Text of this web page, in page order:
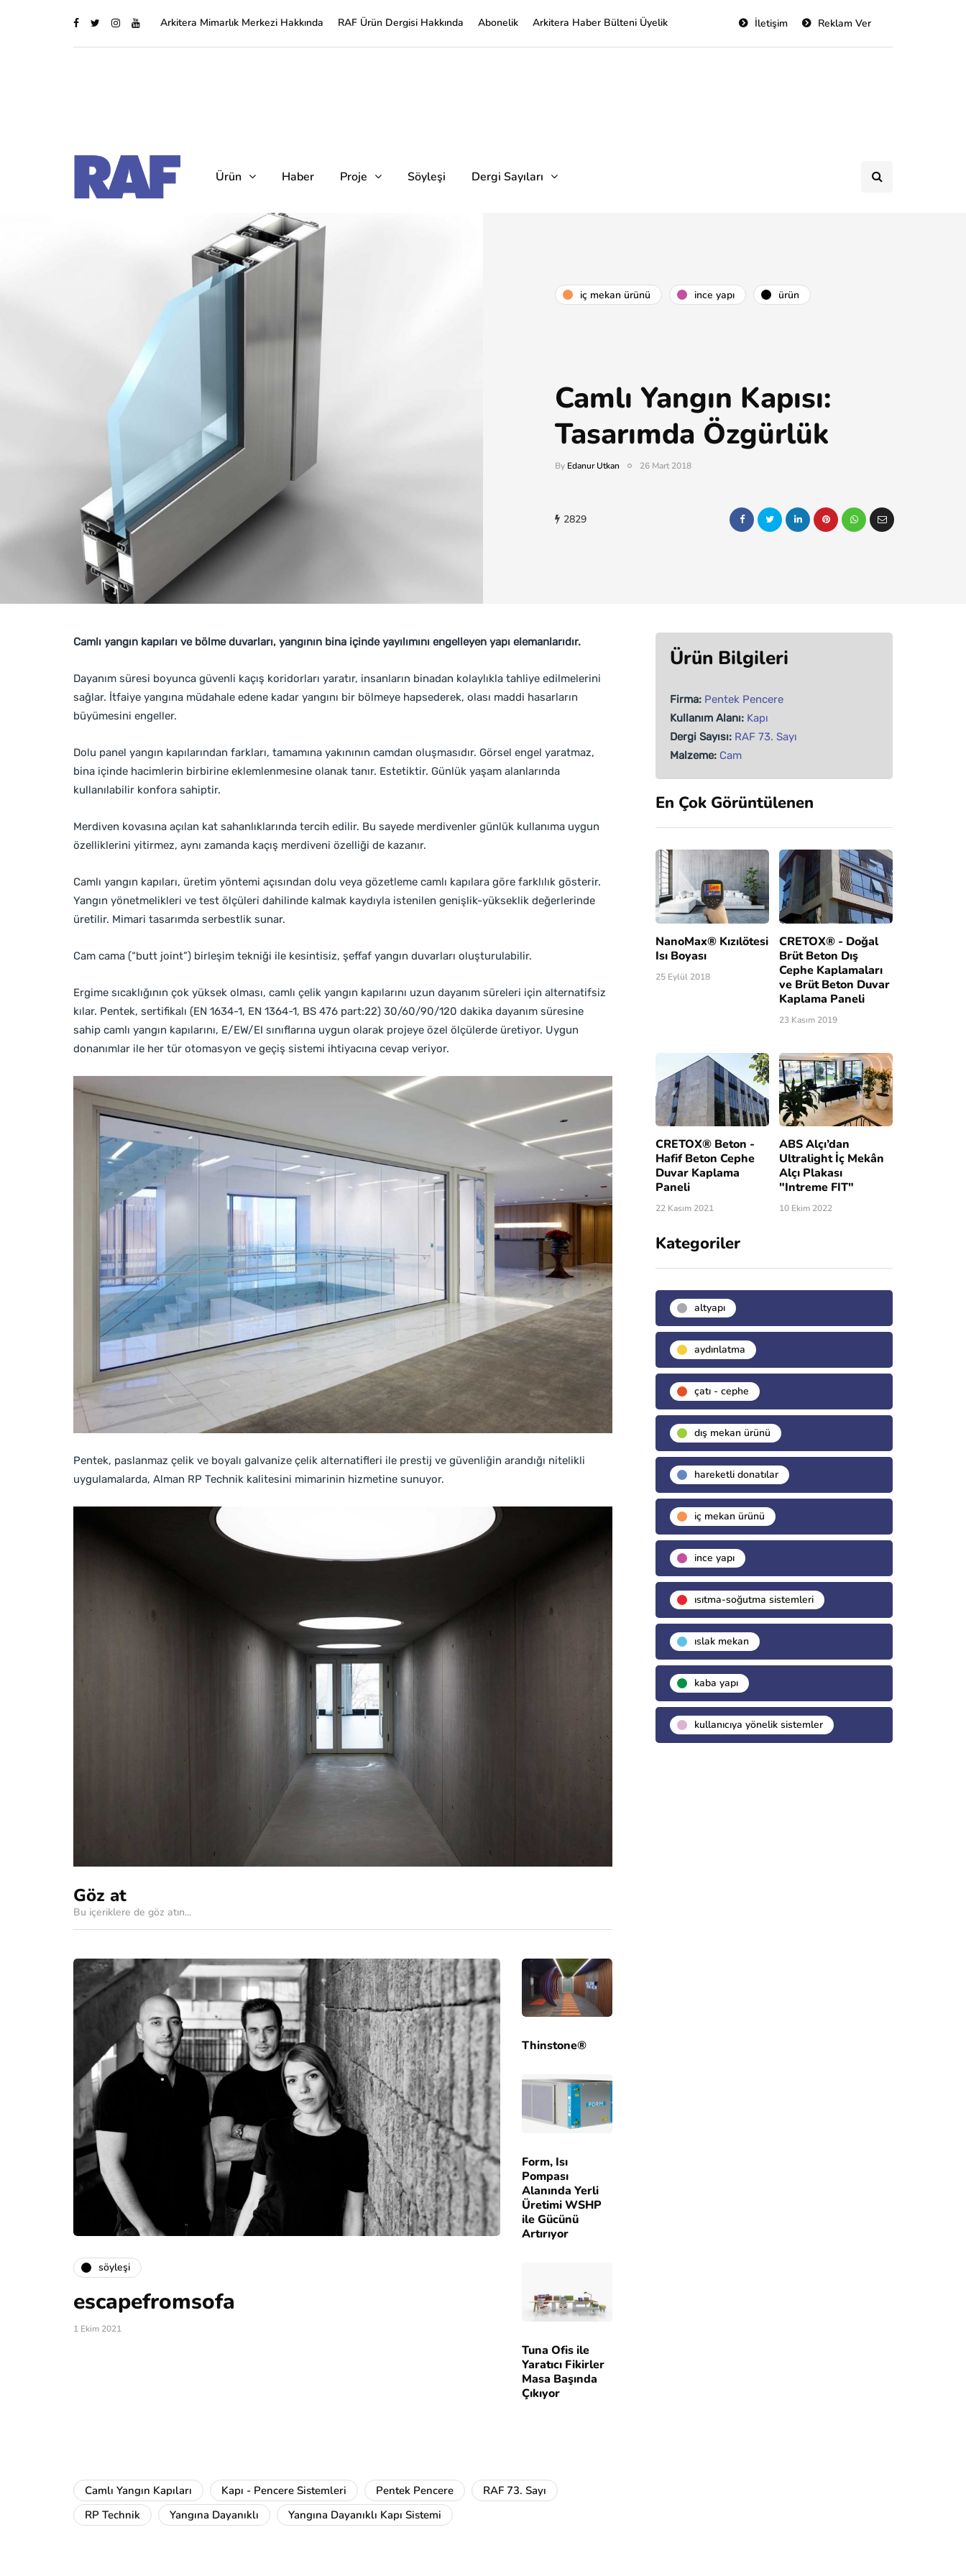
Arkitera Mimarlık Merkezi Hakkında RAF Ürün Dergisi Hakkında Abonelik Arkitera Haber Bülteni Üyelik Reklam Ver
İletişim
Ürün Haber Proje Söyleşi Dergi Sayıları
i̇ç mekan ürünü i̇nce yapı ürün
Camlı Yangın Kapısı:
Tasarımda Özgürlük
By Edanur Utkan 26 Mart 2018
2829
Camlı yangın kapıları ve bölme duvarları, yangının bina içinde yayılımını engelleyen yapı elemanlarıdır.
Dayanım süresi boyunca güvenli kaçış koridorları yaratır, insanların binadan kolaylıkla tahliye edilmelerini
sağlar. İtfaiye yangına müdahale edene kadar yangını bir bölmeye hapsederek, olası maddi hasarların
büyümesini engeller.
Dolu panel yangın kapılarından farkları, tamamına yakınının camdan oluşmasıdır. Görsel engel yaratmaz,
bina içinde hacimlerin birbirine eklemlenmesine olanak tanır. Estetiktir. Günlük yaşam alanlarında
kullanılabilir konfora sahiptir.
Merdiven kovasına açılan kat sahanlıklarında tercih edilir. Bu sayede merdivenler günlük kullanıma uygun
özelliklerini yitirmez, aynı zamanda kaçış merdiveni özelliği de kazanır.
Camlı yangın kapıları, üretim yöntemi açısından dolu veya gözetleme camlı kapılara göre farklılık gösterir.
Yangın yönetmelikleri ve test ölçüleri dahilinde kalmak kaydıyla istenilen genişlik-yükseklik değerlerinde
üretilir. Mimari tasarımda serbestlik sunar.
Cam cama (“butt joint”) birleşim tekniği ile kesintisiz, şeffaf yangın duvarları oluşturulabilir.
Ergime sıcaklığının çok yüksek olması, camlı çelik yangın kapılarını uzun dayanım süreleri için alternatifsiz
kılar. Pentek, sertifikalı (EN 1634-1, EN 1364-1, BS 476 part:22) 30/60/90/120 dakika dayanım süresine
sahip camlı yangın kapılarını, E/EW/EI sınıflarına uygun olarak projeye özel ölçülerde üretiyor. Uygun
donanımlar ile her tür otomasyon ve geçiş sistemi ihtiyacına cevap veriyor.
Pentek, paslanmaz çelik ve boyalı galvanize çelik alternatifleri ile prestij ve güvenliğin arandığı nitelikli
uygulamalarda, Alman RP Technik kalitesini mimarinin hizmetine sunuyor.
Göz at
Bu içeriklere de göz atın...
söyleşi
escapefromsofa
1 Ekim 2021
Thinstone®
Form, Isı
Pompası
Alanında Yerli
Üretimi WSHP
ile Gücünü
Artırıyor
Tuna Ofis ile
Yaratıcı Fikirler
Masa Başında
Çıkıyor
Camlı Yangın Kapıları Kapı - Pencere Sistemleri Pentek Pencere
RAF 73. Sayı
RP Technik
Yangına Dayanıklı Yangına Dayanıklı Kapı Sistemi
Ürün Bilgileri
Firma: Pentek Pencere
Kullanım Alanı: Kapı
Dergi Sayısı: RAF 73. Sayı
Malzeme: Cam
En Çok Görüntülenen
NanoMax® Kızılötesi
Isı Boyası
25 Eylül 2018
CRETOX® - Doğal
Brüt Beton Dış
Cephe Kaplamaları
ve Brüt Beton Duvar
Kaplama Paneli
23 Kasım 2019
CRETOX® Beton -
Hafif Beton Cephe
Duvar Kaplama
Paneli
22 Kasım 2021
ABS Alçı’dan
Ultralight İç Mekân
Alçı Plakası
"Intreme FIT"
10 Ekim 2022
Kategoriler
altyapı
aydınlatma
çatı - cephe
dış mekan ürünü
hareketli donatılar
i̇ç mekan ürünü
i̇nce yapı
isıtma-soğutma sistemleri
islak mekan
kaba yapı
kullanıcıya yönelik sistemler